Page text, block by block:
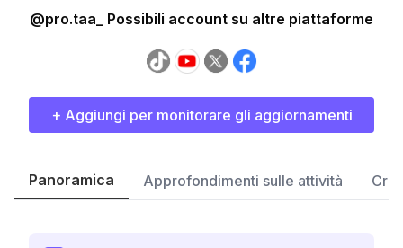
@pro.taa_ Possibili account su altre piattaforme
+ Aggiungi per monitorare gli aggiornamenti
Panoramica Approfondimenti sulle attività